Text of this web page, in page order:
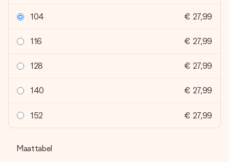
104 € 27,99
116 € 27,99
128 € 27,99
140 € 27,99
152 € 27,99
Maattabel